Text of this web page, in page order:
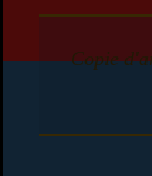
Copie